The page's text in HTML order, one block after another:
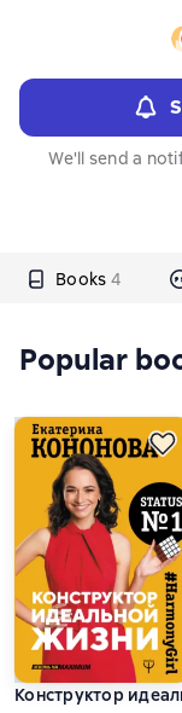
We'll send a
Books 4
Popular
Конструктор